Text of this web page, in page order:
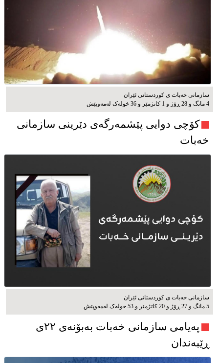
سازمانی خەبات ی کوردستانی ئێران
4 مانگ و 28 ڕۆژ و 1 کاتژمێر و 36 خوله‌ک له‌مه‌وپێش‌
کۆچی دوایی پێشمەرگەی دێرینی سازمانی
خەبات
سازمانی خەبات ی كوردستانی ئێران
5 مانگ و 27 ڕۆژ و 20 کاتژمێر و 53 خوله‌ک له‌مه‌وپێش‌
پەیامی سازمانی خەبات بەبۆنەی ۲۲ی
ڕێبەندان